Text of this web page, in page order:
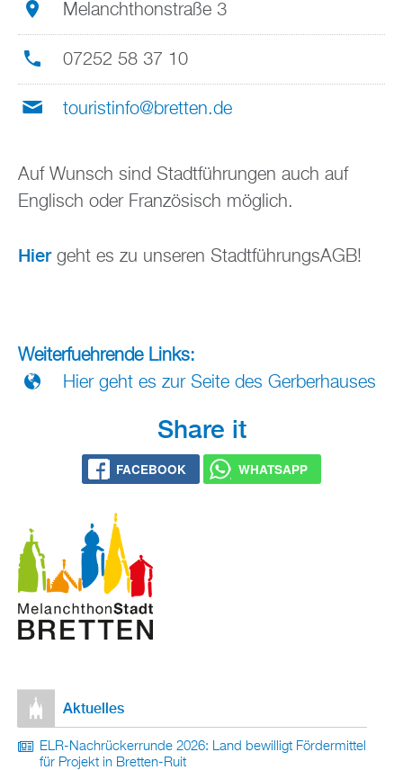
Me­lan­chthon­stra­ße 3
07252 58 37 10
tou­rist­in­fo@​bretten.​de
Auf Wunsch sind Stadt­füh­run­gen auch auf
Eng­lisch oder Fran­zö­sisch mög­lich.
Hier geht es zu un­se­ren Stadt­füh­rungs­AGB!
Wei­ter­fueh­ren­de Links:
Hier geht es zur Seite des Ger­ber­hau­ses
Share it
FACE­BOOK WHATS­APP
Ak­tu­el­les
ELR-Nach­rü­ck­er­run­de 2026: Land be­wil­ligt För­der­mit­tel
für Pro­jekt in Brett­en-Ruit